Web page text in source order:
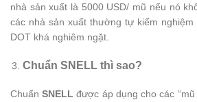
nhà sản xuất là 5000 USD/ mũ nếu nó
các nhà sản xuất thường tự kiểm
DOT khá nghiêm ngặt.
Chuẩn SNELL thì sao?
ChuẩnSNELL được áp dụng cho các